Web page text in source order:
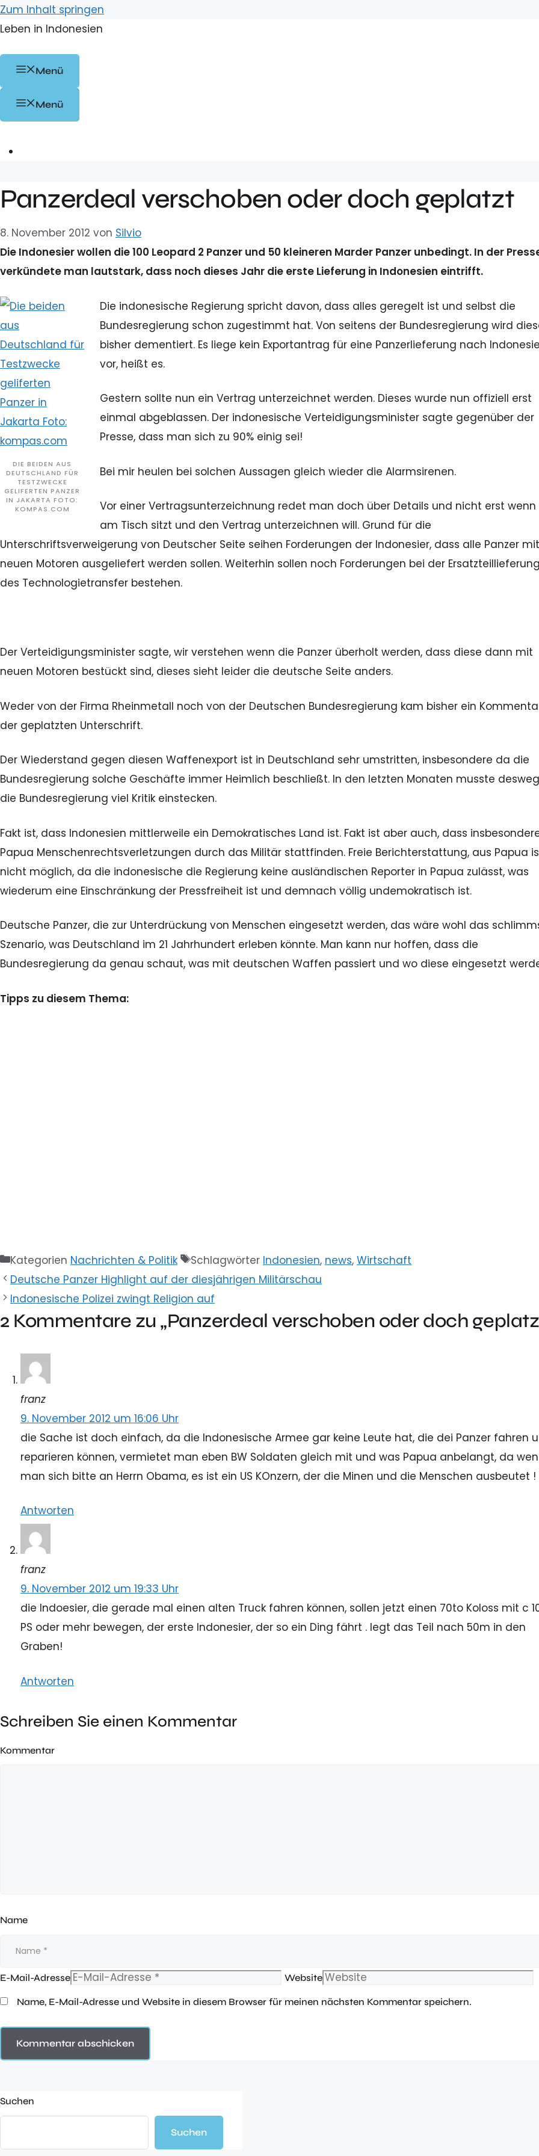
Zum Inhalt springen
Leben in Indonesien
Menü
Menü
Panzerdeal verschoben oder doch geplatzt
8. November 2012 von Silvio
Die Indonesier wollen die 100 Leopard 2 Panzer und 50 kleineren Marder Panzer unbedingt. In der
verkündete man lautstark, dass noch dieses Jahr die erste Lieferung in Indonesien eintrifft.
DIE BEIDEN AUS
DEUTSCHLAND FÜR
TESTZWECKE
GELIFERTEN PANZER
IN JAKARTA FOTO:
KOMPAS.COM
Die indonesische Regierung spricht davon, dass alles geregelt ist und selbst die
Bundesregierung schon zugestimmt hat. Von seitens der Bundesregierung wird
bisher dementiert. Es liege kein Exportantrag für eine Panzerlieferung nach
vor, heißt es.
Gestern sollte nun ein Vertrag unterzeichnet werden. Dieses wurde nun offiziell erst
einmal abgeblassen. Der indonesische Verteidigungsminister sagte gegenüber der
Presse, dass man sich zu 90% einig sei!
Bei mir heulen bei solchen Aussagen gleich wieder die Alarmsirenen.
Vor einer Vertragsunterzeichnung redet man doch über Details und nicht erst
am Tisch sitzt und den Vertrag unterzeichnen will. Grund für die
Unterschriftsverweigerung von Deutscher Seite seihen Forderungen der Indonesier, dass alle Panzer mit
neuen Motoren ausgeliefert werden sollen. Weiterhin sollen noch Forderungen bei der
des Technologietransfer bestehen.
Der Verteidigungsminister sagte, wir verstehen wenn die Panzer überholt werden, dass diese dann mit
neuen Motoren bestückt sind, dieses sieht leider die deutsche Seite anders.
Weder von der Firma Rheinmetall noch von der Deutschen Bundesregierung kam bisher ein
der geplatzten Unterschrift.
Der Wiederstand gegen diesen Waffenexport ist in Deutschland sehr umstritten, insbesondere da die
Bundesregierung solche Geschäfte immer Heimlich beschließt. In den letzten Monaten musste
die Bundesregierung viel Kritik einstecken.
Fakt ist, dass Indonesien mittlerweile ein Demokratisches Land ist. Fakt ist aber auch, dass
Papua Menschenrechtsverletzungen durch das Militär stattfinden. Freie Berichterstattung, aus Papua
nicht möglich, da die indonesische die Regierung keine ausländischen Reporter in Papua zulässt, was
wiederum eine Einschränkung der Pressfreiheit ist und demnach völlig undemokratisch ist.
Deutsche Panzer, die zur Unterdrückung von Menschen eingesetzt werden, das wäre wohl das
Szenario, was Deutschland im 21 Jahrhundert erleben könnte. Man kann nur hoffen, dass die
Bundesregierung da genau schaut, was mit deutschen Waffen passiert und wo diese eingesetzt
Tipps zu diesem Thema:
Kategorien Nachrichten & Politik Schlagwörter Indonesien, news, Wirtschaft
Deutsche Panzer Highlight auf der diesjährigen Militärschau
Indonesische Polizei zwingt Religion auf
2 Kommentare zu „Panzerdeal verschoben oder doch
franz
9. November 2012 um 16:06 Uhr
die Sache ist doch einfach, da die Indonesische Armee gar keine Leute hat, die dei Panzer fahren
reparieren können, vermietet man eben BW Soldaten gleich mit und was Papua anbelangt, da
man sich bitte an Herrn Obama, es ist ein US KOnzern, der die Minen und die Menschen ausbeutet !
Antworten
franz
9. November 2012 um 19:33 Uhr
die Indoesier, die gerade mal einen alten Truck fahren können, sollen jetzt einen 70to Koloss mit c
PS oder mehr bewegen, der erste Indonesier, der so ein Ding fährt . legt das Teil nach 50m in den
Graben!
Antworten
Schreiben Sie einen Kommentar
Kommentar
Name
E-Mail-Adresse Website
Name, E-Mail-Adresse und Website in diesem Browser für meinen nächsten Kommentar speichern.
Suchen
Suchen